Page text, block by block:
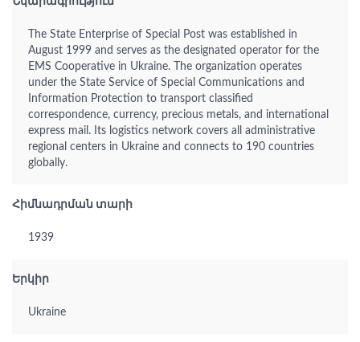
The State Enterprise of Special Post was established in
August 1999 and serves as the designated operator for the
EMS Cooperative in Ukraine. The organization operates
under the State Service of Special Communications and
Information Protection to transport classified
correspondence, currency, precious metals, and international
express mail. Its logistics network covers all administrative
regional centers in Ukraine and connects to 190 countries
globally.
Հիմնադրման տարի
1939
Երկիր
Ukraine